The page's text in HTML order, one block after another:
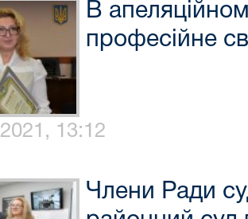
В
професійне
13:12
Члени Ради